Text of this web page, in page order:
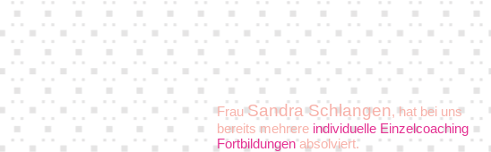
FrauSandra Schlangen, hat bei uns
bereits mehrere individuelle Einzelcoaching
Fortbildungenabsolviert.